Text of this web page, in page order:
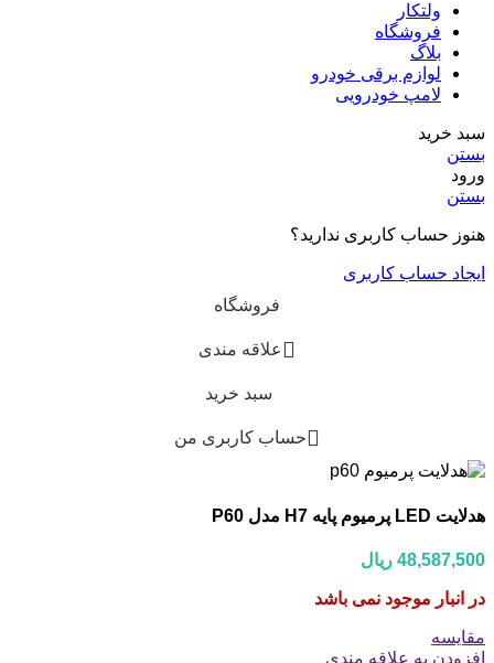
ولتکار
فروشگاه
بلاگ
لوازم برقی خودرو
لامپ خودرویی
سبد خرید
بستن
ورود
بستن
هنوز حساب کاربری ندارید؟
ایجاد حساب کاربری
فروشگاه
علاقه مندی
سبد خرید
حساب کاربری من
هدلایت LED پرمیوم پایه H7 مدل P60
48,587,500 ریال
در انبار موجود نمی باشد
مقایسه
افزودن به علاقه مندی